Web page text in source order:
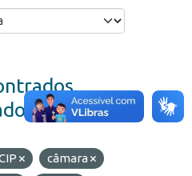
câmara